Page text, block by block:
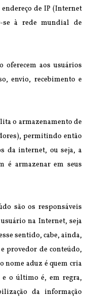
de IP (Internet
se à rede mundial de
oferecem aos usuários
envio, recebimento e
o armazenamento de
permitindo então
da internet, ou seja, a
é armazenar em seus
são os responsáveis
na Internet, seja
sentido, cabe, ainda,
provedor de conteúdo,
nome aduz é quem cria
o último é, em regra,
da informação